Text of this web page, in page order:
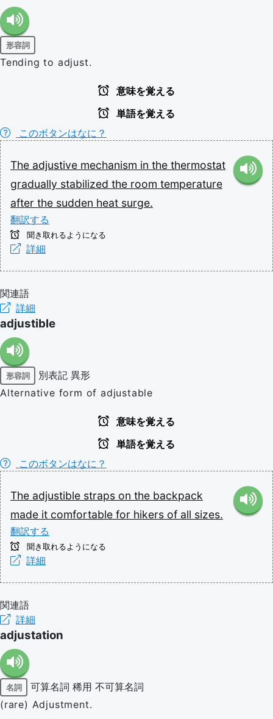
形容詞
Tending to adjust.
意味を覚える
単語を覚える
このボタンはなに？
The adjustive mechanism in the thermostat
gradually stabilized the room temperature
after the sudden heat surge.
翻訳する
聞き取れるようになる
詳細
関連語
詳細
adjustible
形容詞 別表記 異形
Alternative form of adjustable
意味を覚える
単語を覚える
このボタンはなに？
The adjustible straps on the backpack
made it comfortable for hikers of all sizes.
翻訳する
聞き取れるようになる
詳細
関連語
詳細
adjustation
名詞 可算名詞 稀用 不可算名詞
(rare) Adjustment.